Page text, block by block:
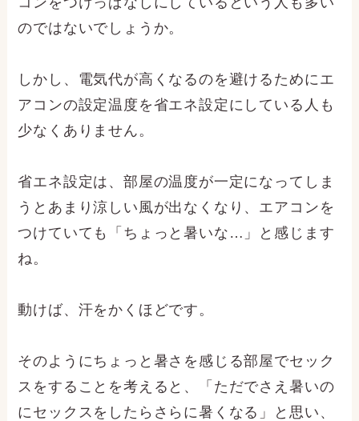
のではないでしょうか。
しかし、電気代が高くなるのを避けるためにエ
アコンの設定温度を省エネ設定にしている人も
少なくありません。
省エネ設定は、部屋の温度が一定になってしま
うとあまり涼しい風が出なくなり、エアコンを
つけていても「ちょっと暑いな…」と感じます
ね。
動けば、汗をかくほどです。
そのようにちょっと暑さを感じる部屋でセック
スをすることを考えると、「ただでさえ暑いの
にセックスをしたらさらに暑くなる」と思い、